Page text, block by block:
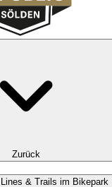
Zurück
Lines & Trails im Bikepark